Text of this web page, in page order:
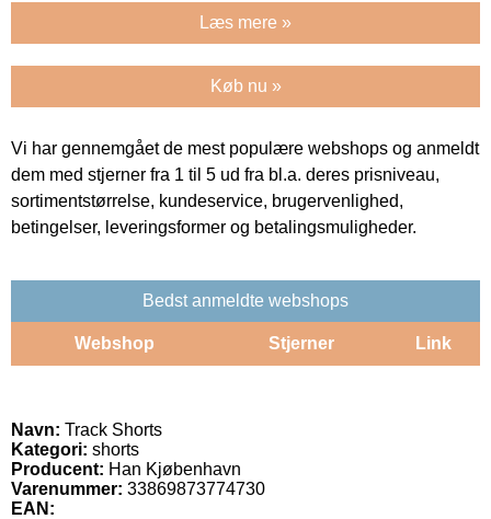
Læs mere »
Køb nu »
Vi har gennemgået de mest populære webshops og anmeldt
dem med stjerner fra 1 til 5 ud fra bl.a. deres prisniveau,
sortimentstørrelse, kundeservice, brugervenlighed,
betingelser, leveringsformer og betalingsmuligheder.
Bedst anmeldte webshops
Webshop Stjerner Link
Navn: Track Shorts
Kategori: shorts
Producent: Han Kjøbenhavn
Varenummer: 33869873774730
EAN: